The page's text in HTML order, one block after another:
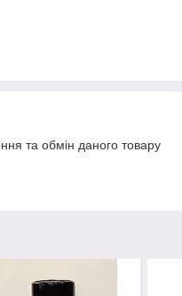
та обмін даного товару